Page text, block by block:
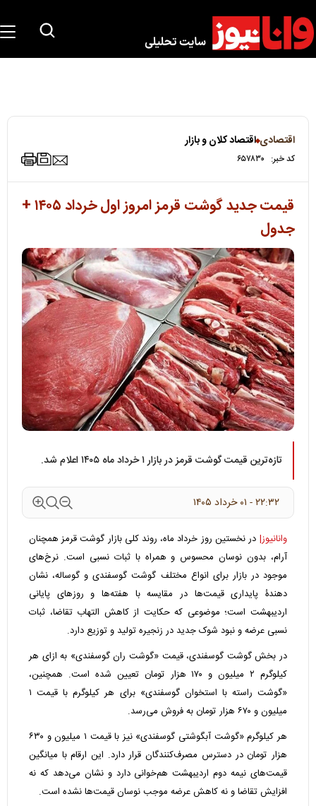
اقتصادی اقتصاد کلان و بازار
کد خبر: ۶۵۷۸۳۰
قیمت جدید گوشت قرمز امروز اول خرداد ۱۴۰۵ +
جدول
تازه‌ترین قیمت گوشت قرمز در بازار ۱ خرداد ماه ۱۴۰۵ اعلام شد.
۲۲:۳۲ - ۰۱ خرداد ۱۴۰۵
وانانیوز| در نخستین روز خرداد ماه، روند کلی بازار گوشت قرمز همچنان
آرام، بدون نوسان محسوس و همراه با ثبات نسبی است. نرخ‌های
موجود در بازار برای انواع مختلف گوشت گوسفندی و گوساله، نشان‌
دهندۀ پایداری قیمت‌ها در مقایسه با هفته‌ها و روزهای پایانی
اردیبهشت است؛ موضوعی که حکایت از کاهش التهاب تقاضا، ثبات
نسبی عرضه و نبود شوک جدید در زنجیره تولید و توزیع دارد.
در بخش گوشت گوسفندی، قیمت «گوشت ران گوسفندی» به ازای هر
کیلوگرم ۲ میلیون و ۱۷۰ هزار تومان تعیین شده است. همچنین،
«گوشت راسته با استخوان گوسفندی» برای هر کیلوگرم با قیمت ۱
میلیون و ۶۷۰ هزار تومان به فروش می‌رسد.
هر کیلوگرم «گوشت آبگوشتی گوسفندی» نیز با قیمت ۱ میلیون و ۶۳۰
هزار تومان در دسترس مصرف‌کنندگان قرار دارد. این ارقام با میانگین
قیمت‌های نیمه دوم اردیبهشت هم‌خوانی دارد و نشان می‌دهد که نه
افزایش تقاضا و نه کاهش عرضه موجب نوسان قیمت‌ها نشده است.